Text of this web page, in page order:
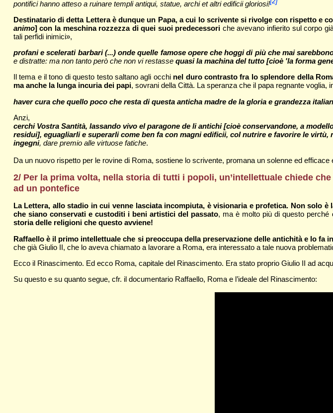
pontifici hanno atteso a ruinare templi antiqui, statue, archi et altri edificii gloriosi!
Destinatario di detta Lettera è dunque un Papa, a cui lo scrivente si rivolge con rispetto e
animo] con la meschina rozzezza di quei suoi predecessori che avevano infierito sul corpo
tali perfidi inimici»,
profani e scelerati barbari (...) onde quelle famose opere che hoggi di più che mai
e distratte: ma non tanto però che non vi restasse quasi la machina del tutto [cioè 'la forma
Il tema e il tono di questo testo saltano agli occhi nel duro contrasto fra lo splendore della
ma anche la lunga incuria dei papi, sovrani della Città. La speranza che il papa regnante voglia,
haver cura che quello poco che resta di questa anticha madre de la gloria e grandezza
Anzi,
cerchi Vostra Santità, lassando vivo el paragone de li antichi [cioè conservandone, a
residui], eguagliarli e superarli come ben fa con magni edificii, col nutrire e favorire le virtù,
ingegni, dare premio alle virtuose fatiche.
Da un nuovo rispetto per le rovine di Roma, sostiene lo scrivente, promana un solenne ed efficace
2/ Per la prima volta, nella storia di tutti i popoli, un’intellettuale chiede
ad un pontefice
La Lettera, allo stadio in cui venne lasciata incompiuta, è visionaria e profetica. Non solo
che siano conservati e custoditi i beni artistici del passato, ma è molto più di questo perché
storia delle religioni che questo avviene!
Raffaello è il primo intellettuale che si preoccupa della preservazione delle antichità e lo fa
che già Giulio II, che lo aveva chiamato a lavorare a Roma, era interessato a tale nuova
Ecco il Rinascimento. Ed ecco Roma, capitale del Rinascimento. Era stato proprio Giulio II ad
Su questo e su quanto segue, cfr. il documentario Raffaello, Roma e l’ideale del Rinascimento: